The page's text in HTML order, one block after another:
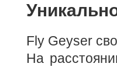
Fly Geyser
На